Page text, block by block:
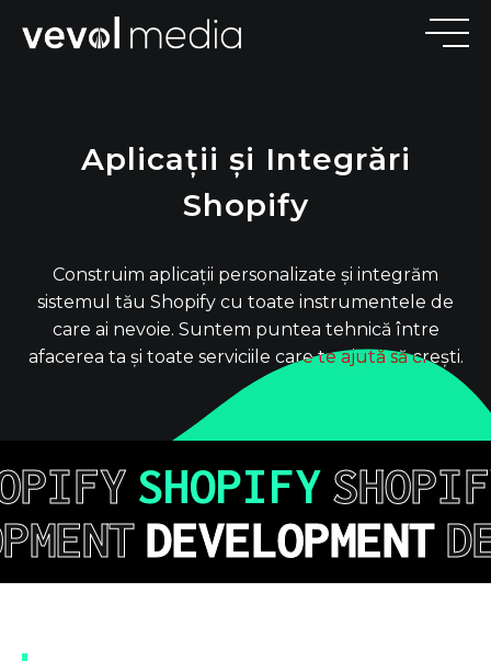
EV
ED I
Aplicații și Integrări
Shopify
Construim aplicații personalizate și integrăm
sistemul tău Shopify cu toate instrumentele de
care ai nevoie. Suntem puntea tehnică între
afacerea ta și toate serviciile care te ajută să crești.
SHOPIFY
DEVELOPMENT